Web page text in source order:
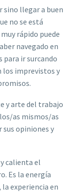
llegar a buen
no se está
rápido puede
navegado en
para ir surcando
los imprevistos y
y arte del trabajo
as mismos/as
sus opiniones y
calienta el
Es la energía
experiencia en